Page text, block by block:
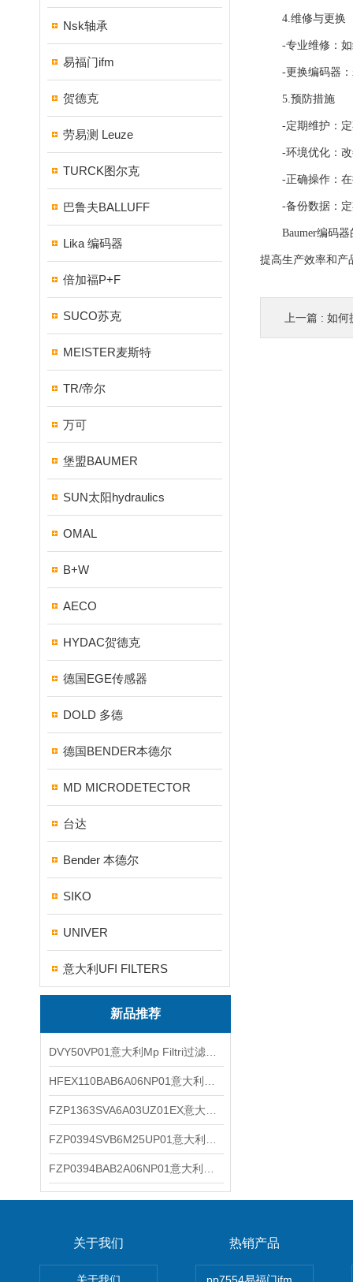
Nsk轴承
易福门ifm
贺德克
劳易测 Leuze
TURCK图尔克
巴鲁夫BALLUFF
Lika 编码器
倍加福P+F
SUCO苏克
MEISTER麦斯特
TR/帝尔
万可
堡盟BAUMER
SUN太阳hydraulics
OMAL
B+W
AECO
HYDAC贺德克
德国EGE传感器
DOLD 多德
德国BENDER本德尔
MD MICRODETECTOR
台达
Bender 本德尔
SIKO
UNIVER
意大利UFI FILTERS
新品推荐
4.维修与更换
-专业维修：如编
-更换编码器：若
5.预防措施
-定期维护：定
-环境优化：改
-正确操作：在
-备份数据：定
Baumer编码器
提高生产效率和产
上一篇 : 如何
关于我们 热销产品